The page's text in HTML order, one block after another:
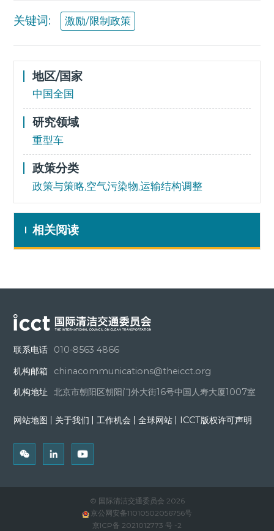
关键词: 激励/限制政策
地区/国家
中国全国
研究领域
重型车
政策分类
政策与策略,空气污染物,运输结构调整
相关阅读
联系电话
010-8563 4866
机构邮箱
chinacommunications@theicct.org
机构地址
北京市朝阳区朝阳门外大街16号中国人寿大厦1007室
网站地图 关于我们 工作机会 全球网站 ICCT版权许可声明
© 国际清洁交通委员会 2026
京公网安备11010502056756号
京ICP备 2021012773 号 -2